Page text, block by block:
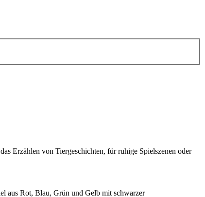
Erzählen von Tiergeschichten, für ruhige Spielszenen oder
aus Rot, Blau, Grün und Gelb mit schwarzer